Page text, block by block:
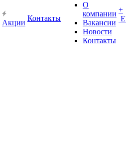
Акции
Контакты
О
компании
Вакансии
Новости
Контакты
+